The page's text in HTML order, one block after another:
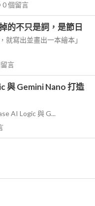
0個留言
的不只是詞，是節日
就寫出並畫出一本繪本」
言
與 Gemini Nano 打造
AI Logic 與 G...